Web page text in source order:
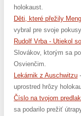
holokaust.
Děti, které přežily
vybral pre svoje
Rudolf Vrba - Utiekol
Slovákov, ktorým sa
Osvienčim.
Lekárnik z Auschwitzu
uprostred hrôzy
Číslo na tvojom
sa podarilo prežiť